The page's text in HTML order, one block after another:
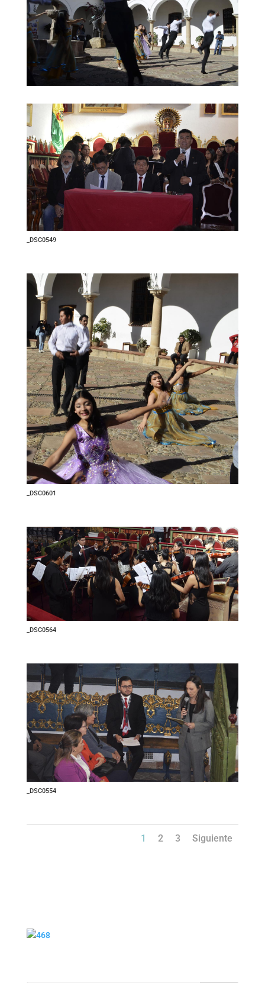
_DSC0549
_DSC0601
_DSC0564
_DSC0554
1 2 3 Siguiente